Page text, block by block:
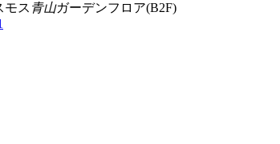
モス 青山ガーデンフロア(B2F)